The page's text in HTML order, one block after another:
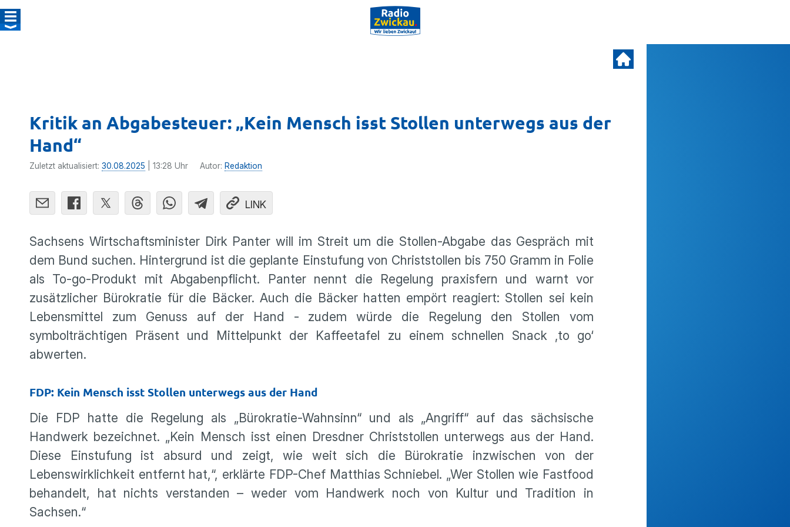
Kritik an Abgabesteuer: „Kein Mensch isst Stollen unterwegs aus der
Hand“
Zuletzt aktualisiert: 30.08.2025 | 13:28 Uhr Autor: Redaktion
LINK
Sachsens Wirtschaftsminister Dirk Panter will im Streit um die Stollen-Abgabe das Gespräch mit
dem Bund suchen. Hintergrund ist die geplante Einstufung von Christstollen bis 750 Gramm in Folie
als To-go-Produkt mit Abgabenpflicht. Panter nennt die Regelung praxisfern und warnt vor
zusätzlicher Bürokratie für die Bäcker. Auch die Bäcker hatten empört reagiert: Stollen sei kein
Lebensmittel zum Genuss auf der Hand - zudem würde die Regelung den Stollen vom
symbolträchtigen Präsent und Mittelpunkt der Kaffeetafel zu einem schnellen Snack ‚to go‘
abwerten.
FDP: Kein Mensch isst Stollen unterwegs aus der Hand
Die FDP hatte die Regelung als „Bürokratie-Wahnsinn“ und als „Angriff“ auf das sächsische
Handwerk bezeichnet. „Kein Mensch isst einen Dresdner Christstollen unterwegs aus der Hand.
Diese Einstufung ist absurd und zeigt, wie weit sich die Bürokratie inzwischen von der
Lebenswirklichkeit entfernt hat,“, erklärte FDP-Chef Matthias Schniebel. „Wer Stollen wie Fastfood
behandelt, hat nichts verstanden – weder vom Handwerk noch von Kultur und Tradition in
Sachsen.“